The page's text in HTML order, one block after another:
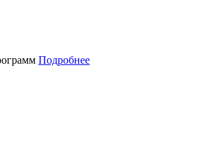
Подробнее